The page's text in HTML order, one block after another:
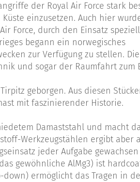
der Royal Air Force stark
einzusetzen. Auch hier
Force, durch den Einsatz
begann ein norwegisches
zur Verfügung zu stellen.
und sogar der Raumfahrt zum
geborgen. Aus diesen
mit faszinierender Historie.
Damaststahl und macht
Werkzeugstählen ergibt aber
jeder Aufgabe
gewöhnliche AlMg3) ist
ermöglicht das Tragen in